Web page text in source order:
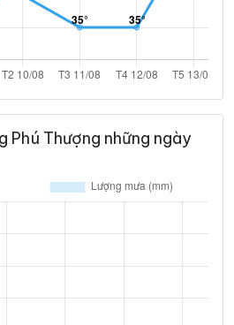
Phú Thượng những ngày